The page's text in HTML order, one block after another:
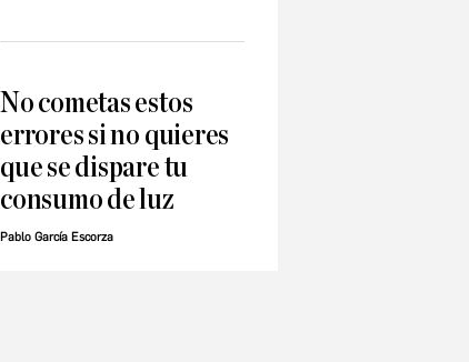
No cometas estos
errores si no quieres
que se dispare tu
consumo de luz
Pablo García Escorza